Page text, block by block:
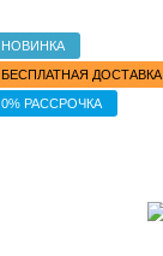
НОВИНКА
БЕСПЛАТНАЯ ДОСТАВКА
0% РАССРОЧКА